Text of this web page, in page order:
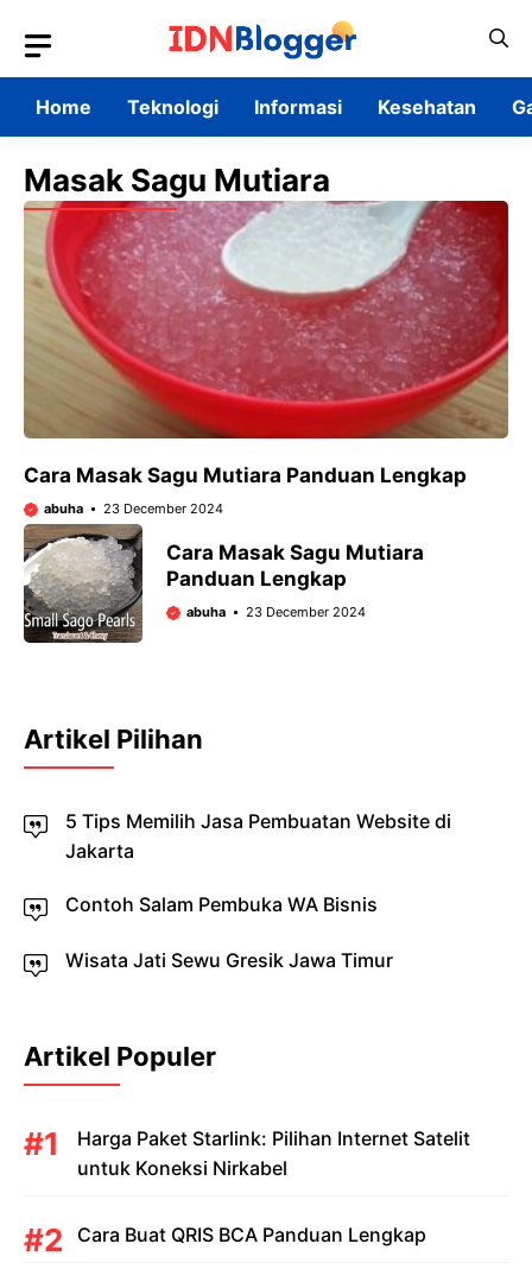
content
Home
Teknologi Informasi Kesehatan
Masak Sagu Mutiara
Cara Masak Sagu Mutiara Panduan Lengkap
abuha 23 December 2024
Cara Masak Sagu Mutiara
Panduan Lengkap
abuha 23 December 2024
Artikel Pilihan
5 Tips Memilih Jasa Pembuatan Website di
Jakarta
Contoh Salam Pembuka WA Bisnis
Wisata Jati Sewu Gresik Jawa Timur
Artikel Populer
Harga Paket Starlink: Pilihan Internet Satelit
untuk Koneksi Nirkabel
Cara Buat QRIS BCA Panduan Lengkap